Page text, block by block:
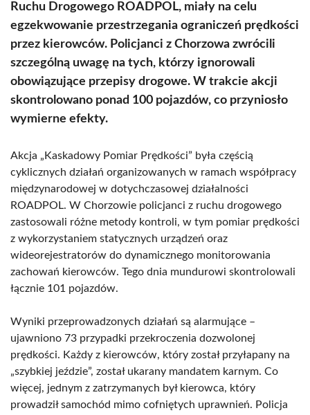
Ruchu Drogowego ROADPOL, miały na celu
egzekwowanie przestrzegania ograniczeń prędkości
przez kierowców. Policjanci z Chorzowa zwrócili
szczególną uwagę na tych, którzy ignorowali
obowiązujące przepisy drogowe. W trakcie akcji
skontrolowano ponad 100 pojazdów, co przyniosło
wymierne efekty.
Akcja „Kaskadowy Pomiar Prędkości” była częścią
cyklicznych działań organizowanych w ramach współpracy
międzynarodowej w dotychczasowej działalności
ROADPOL. W Chorzowie policjanci z ruchu drogowego
zastosowali różne metody kontroli, w tym pomiar prędkości
z wykorzystaniem statycznych urządzeń oraz
wideorejestratorów do dynamicznego monitorowania
zachowań kierowców. Tego dnia mundurowi skontrolowali
łącznie 101 pojazdów.
Wyniki przeprowadzonych działań są alarmujące –
ujawniono 73 przypadki przekroczenia dozwolonej
prędkości. Każdy z kierowców, który został przyłapany na
„szybkiej jeździe”, został ukarany mandatem karnym. Co
więcej, jednym z zatrzymanych był kierowca, który
prowadził samochód mimo cofniętych uprawnień. Policja